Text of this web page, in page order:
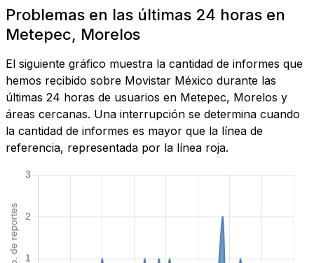
Problemas en las últimas 24 horas en
Metepec, Morelos
El siguiente gráfico muestra la cantidad de informes que
hemos recibido sobre Movistar México durante las
últimas 24 horas de usuarios en Metepec, Morelos y
áreas cercanas. Una interrupción se determina cuando
la cantidad de informes es mayor que la línea de
referencia, representada por la línea roja.